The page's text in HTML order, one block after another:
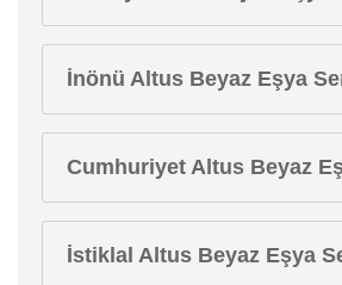
İnönü Altus Beyaz Eşya
Cumhuriyet Altus Beyaz
İstiklal Altus Beyaz Eşya